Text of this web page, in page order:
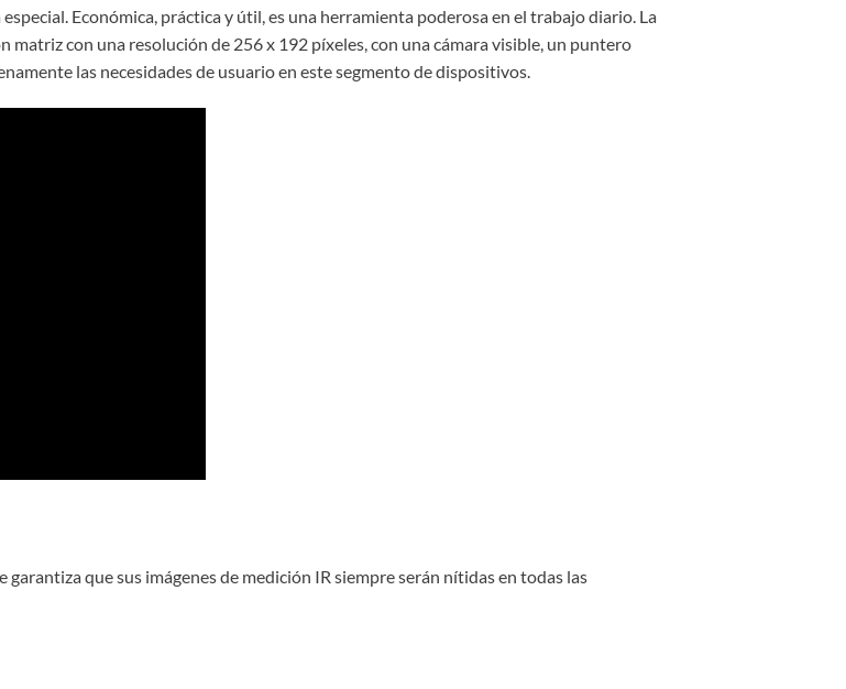
especial. Económica, práctica y útil, es una herramienta poderosa en el trabajo diario. La
matriz con una resolución de 256 x 192 píxeles, con una cámara visible, un puntero
las necesidades de usuario en este segmento de dispositivos.
que sus imágenes de medición IR siempre serán nítidas en todas las